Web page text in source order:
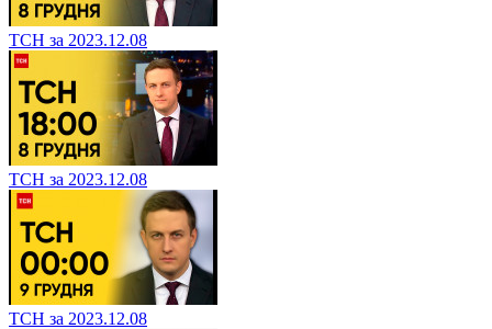
ТСН за 2023.12.08
ТСН за 2023.12.08
ТСН за 2023.12.08